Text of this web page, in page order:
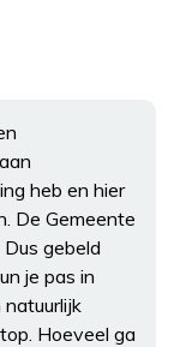
heb en hier
De Gemeente
gebeld
je pas in
Hoeveel ga